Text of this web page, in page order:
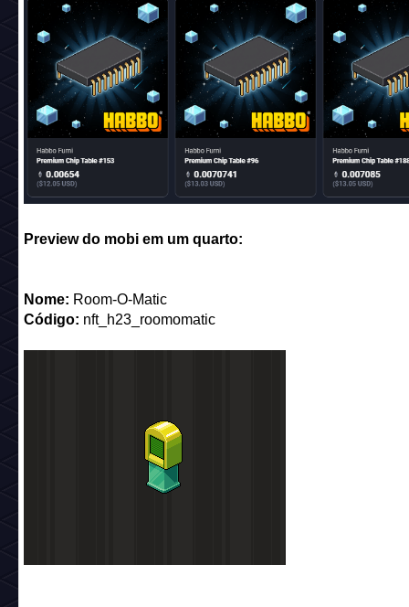
Preview do mobi em um quarto:
Nome: Room-O-Matic
Código: nft_h23_roomomatic